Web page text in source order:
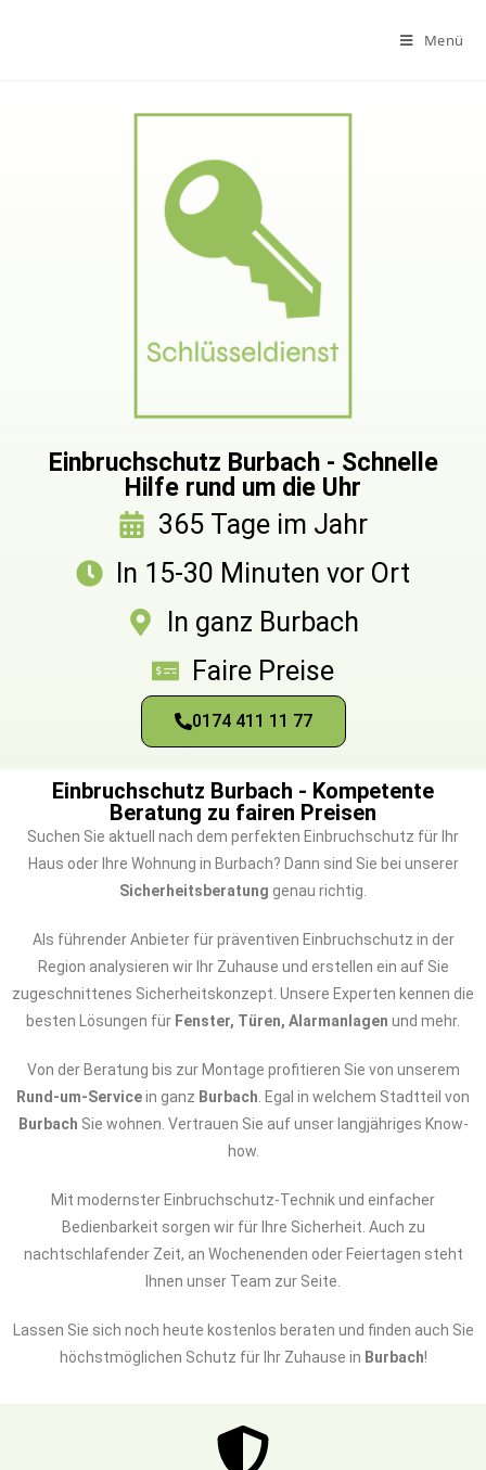
Menü
Einbruchschutz Burbach - Schnelle
Hilfe rund um die Uhr
365 Tage im Jahr
In 15-30 Minuten vor Ort
In ganz Burbach
Faire Preise
0174 411 11 77
Einbruchschutz Burbach - Kompetente
Beratung zu fairen Preisen
Suchen Sie aktuell nach dem perfekten Einbruchschutz für Ihr
Haus oder Ihre Wohnung in Burbach? Dann sind Sie bei unserer
Sicherheitsberatung genau richtig.
Als führender Anbieter für präventiven Einbruchschutz in der
Region analysieren wir Ihr Zuhause und erstellen ein auf Sie
zugeschnittenes Sicherheitskonzept. Unsere Experten kennen die
besten Lösungen für Fenster, Türen, Alarmanlagen und mehr.
Von der Beratung bis zur Montage profitieren Sie von unserem
Rund-um-Servicein ganz Burbach . Egal in welchem Stadtteil von
Burbach Sie wohnen. Vertrauen Sie auf unser langjähriges Know-
how.
Mit modernster Einbruchschutz-Technik und einfacher
Bedienbarkeit sorgen wir für Ihre Sicherheit. Auch zu
nachtschlafender Zeit, an Wochenenden oder Feiertagen steht
Ihnen unser Team zur Seite.
Lassen Sie sich noch heute kostenlos beraten und finden auch Sie
höchstmöglichen Schutz für Ihr Zuhause in Burbach!